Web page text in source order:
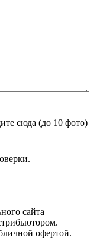
сюда (до 10 фото)
сайта
офертой.